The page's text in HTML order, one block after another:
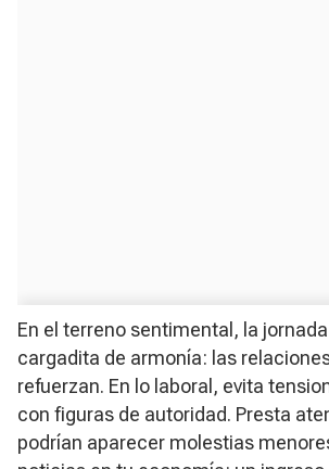
En el terreno sentimental, la
cargadita de armonía: las
refuerzan. En lo laboral, evita
con figuras de autoridad. Presta
podrían aparecer molestias